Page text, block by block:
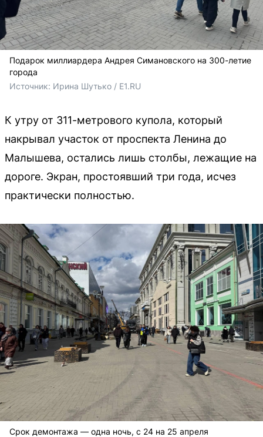
Подарок миллиардера Андрея Симановского на 300-летие
города
Источник: Ирина Шутько / E1.RU
К утру от 311-метрового купола, который
накрывал участок от проспекта Ленина до
Малышева, остались лишь столбы, лежащие на
дороге. Экран, простоявший три года, исчез
практически полностью.
Срок демонтажа — одна ночь, с 24 на 25 апреля